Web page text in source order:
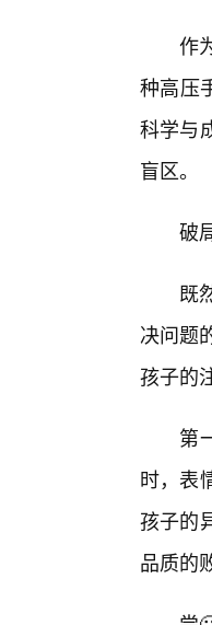
作
种高压
科学与
盲区。
破
既
决问题
孩子的
第
时，表
孩子的
品质的